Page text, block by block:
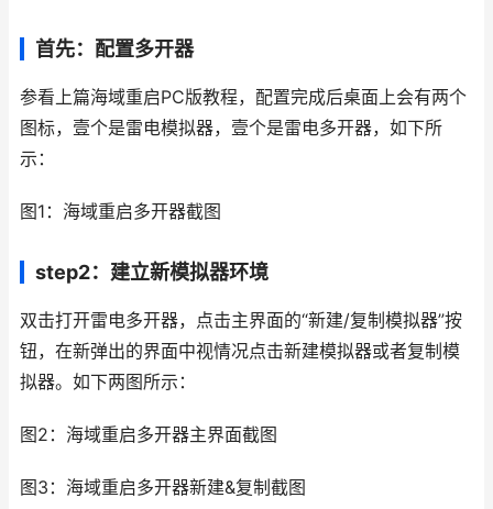
首先：配置多开器
参看上篇海域重启PC版教程，配置完成后桌面上会有两个
图标，壹个是雷电模拟器，壹个是雷电多开器，如下所
示：
图1：海域重启多开器截图
step2：建立新模拟器环境
双击打开雷电多开器，点击主界面的“新建/复制模拟器”按
钮，在新弹出的界面中视情况点击新建模拟器或者复制模
拟器。如下两图所示：
图2：海域重启多开器主界面截图
图3：海域重启多开器新建&复制截图